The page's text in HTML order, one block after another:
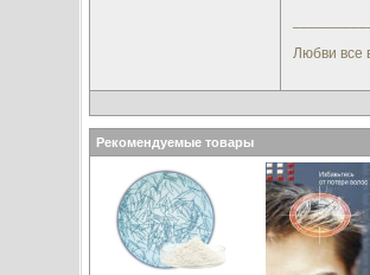
Любви все
Рекомендуемые товары